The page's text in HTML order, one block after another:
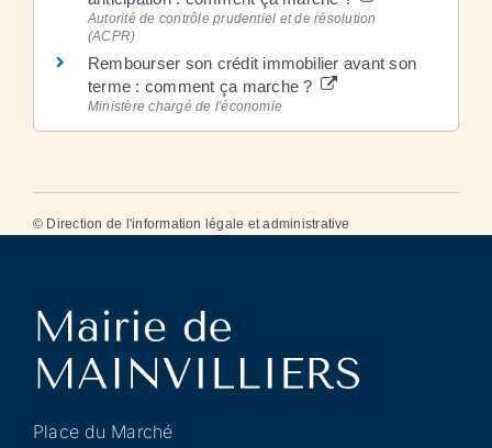
Autorité de contrôle prudentiel et de résolution
(ACPR)
Rembourser son crédit immobilier avant son
terme : comment ça marche ?
Ministère chargé de l'économie
© Direction de l'information légale et administrative
Place du Marché